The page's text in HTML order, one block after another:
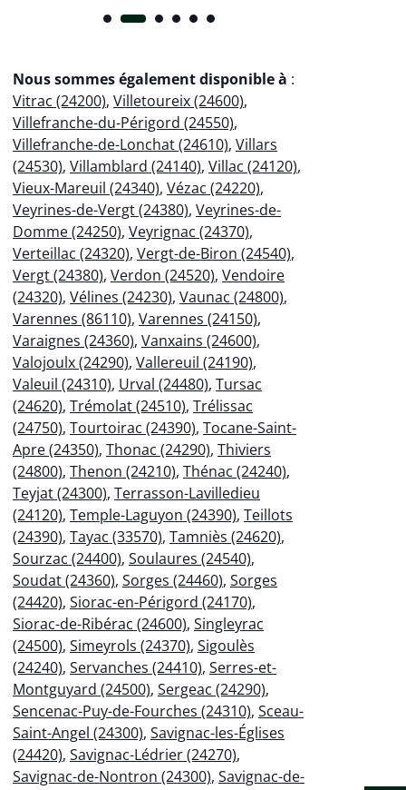
Nous sommes également disponible à :
Vitrac (24200), Villetoureix (24600),
Villefranche-du-Périgord (24550),
Villefranche-de-Lonchat (24610), Villars
(24530), Villamblard (24140), Villac (24120),
Vieux-Mareuil (24340), Vézac (24220),
Veyrines-de-Vergt (24380), Veyrines-de-
Domme (24250), Veyrignac (24370),
Verteillac (24320), Vergt-de-Biron (24540),
Vergt (24380), Verdon (24520), Vendoire
(24320), Vélines (24230), Vaunac (24800),
Varennes (86110), Varennes (24150),
Varaignes (24360), Vanxains (24600),
Valojoulx (24290), Vallereuil (24190),
Valeuil (24310), Urval (24480), Tursac
(24620), Trémolat (24510), Trélissac
(24750), Tourtoirac (24390), Tocane-Saint-
Apre (24350), Thonac (24290), Thiviers
(24800), Thenon (24210), Thénac (24240),
Teyjat (24300), Terrasson-Lavilledieu
(24120), Temple-Laguyon (24390), Teillots
(24390), Tayac (33570), Tamniès (24620),
Sourzac (24400), Soulaures (24540),
Soudat (24360), Sorges (24460), Sorges
(24420), Siorac-en-Périgord (24170),
Siorac-de-Ribérac (24600), Singleyrac
(24500), Simeyrols (24370), Sigoulès
(24240), Servanches (24410), Serres-et-
Montguyard (24500), Sergeac (24290),
Sencenac-Puy-de-Fourches (24310), Sceau-
Saint-Angel (24300), Savignac-les-Églises
(24420), Savignac-Lédrier (24270),
Savignac-de-Nontron (24300), Savignac-de-